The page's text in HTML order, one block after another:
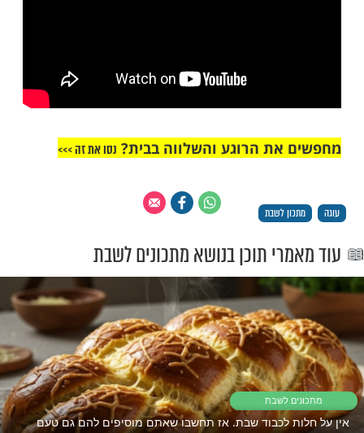
הרוגע והשלווה בבית?נסו את זה >>>